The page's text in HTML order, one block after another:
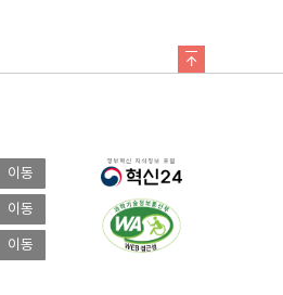
이동
이동
이동